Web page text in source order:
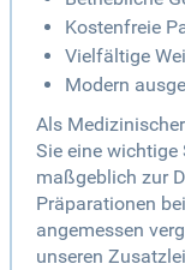
Kostenfreie
Vielfältige
Modern
Als
Sie eine wichtige
maßgeblich zur
Präparationen
angemessen
unseren